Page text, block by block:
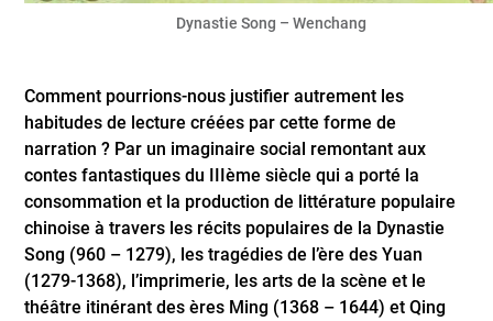
Dynastie Song – Wenchang
Comment pourrions-nous justifier autrement les
habitudes de lecture créées par cette forme de
narration ? Par un imaginaire social remontant aux
contes fantastiques du IIIème siècle qui a porté la
consommation et la production de littérature populaire
chinoise à travers les récits populaires de la Dynastie
Song (960 – 1279), les tragédies de l’ère des Yuan
(1279-1368), l’imprimerie, les arts de la scène et le
théâtre itinérant des ères Ming (1368 – 1644) et Qing